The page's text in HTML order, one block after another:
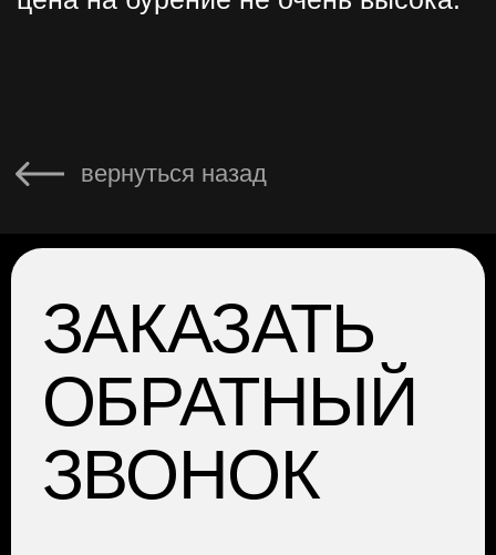
АРЕНДА
НАШ БЛОГ
ОТЗЫВЫ
ПОЛИТИКА
КОНФИДЕНЦИАЛЬНОСТИ
+7 926 214-98-21